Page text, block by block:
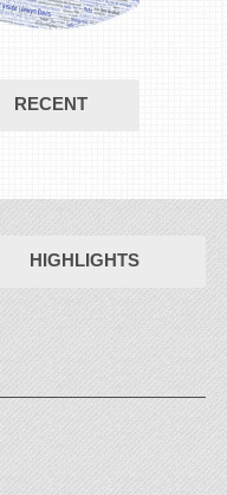
RECENT
HIGHLIGHTS